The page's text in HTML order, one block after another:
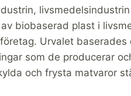
biobaserad plast i
Urvalet
som de producerar
och frysta matvaror